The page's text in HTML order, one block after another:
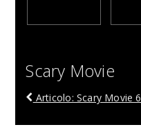
Scary Movie
Articolo: Scary Movie 6